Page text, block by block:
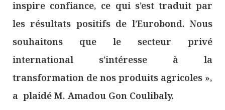
inspire confiance, ce qui s’est traduit par
les résultats positifs de l’Eurobond. Nous
souhaitons que le secteur privé
international s’intéresse à la
transformation de nos produits agricoles »,
a plaidé M. Amadou Gon Coulibaly.